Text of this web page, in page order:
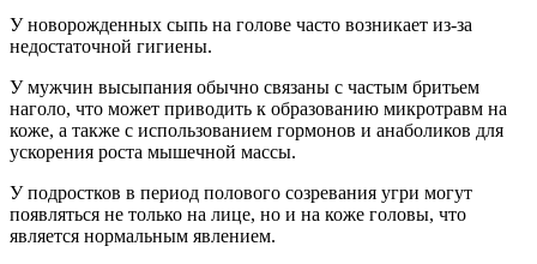
У новорожденных сыпь на голове часто возникает из-за
недостаточной гигиены.
У мужчин высыпания обычно связаны с частым бритьем
наголо, что может приводить к образованию микротравм на
коже, а также с использованием гормонов и анаболиков для
ускорения роста мышечной массы.
У подростков в период полового созревания угри могут
появляться не только на лице, но и на коже головы, что
является нормальным явлением.